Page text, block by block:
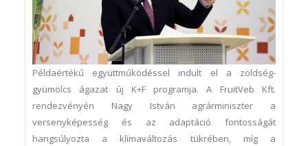
Példaértékű együttműködéssel indult el a zöldség-
gyümölcs ágazat új K+F programja. A FruitVeb Kft.
rendezvényén Nagy István agrárminiszter a
versenyképesség és az adaptáció fontosságát
hangsúlyozta a klímaváltozás tükrében, míg a